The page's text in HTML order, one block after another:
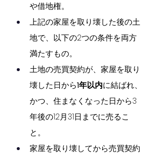
や借地権。
上記の家屋を取り壊した後の土
地で、以下の2つの条件を両方
満たすもの。
土地の売買契約が、家屋を取り
壊した日から1年以内に結ばれ、
かつ、住まなくなった日から3
年後の12月31日までに売るこ
と。
家屋を取り壊してから売買契約